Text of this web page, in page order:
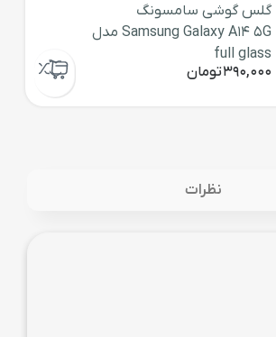
گلس گوشی سامسونگ
Samsung Galaxy A14 5G مدل
full glass
390,000تومان
نظرات